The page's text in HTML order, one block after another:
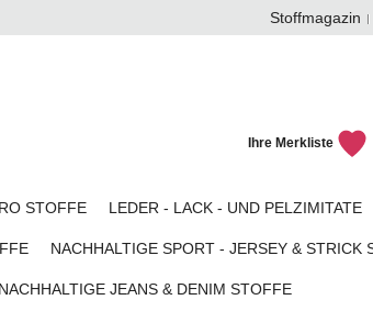
Stoffmagazin
Ihre Merkliste
STOFFE LEDER - LACK - UND PELZIMITATE
NACHHALTIGE SPORT - JERSEY & STRICK
NACHHALTIGE JEANS & DENIM STOFFE